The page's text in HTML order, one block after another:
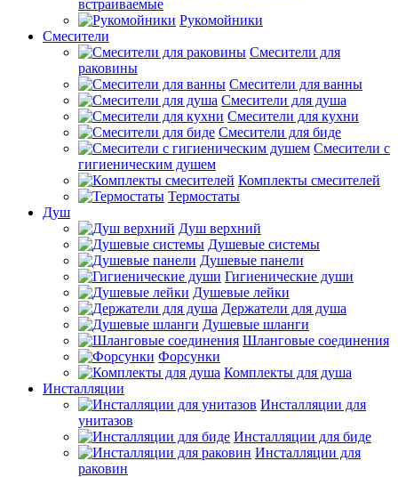
встраиваемые
Рукомойники
Смесители
Смесители для
раковины
Смесители для ванны
Смесители для душа
Смесители для кухни
Смесители для биде
Смесители с
гигиеническим душем
Комплекты смесителей
Термостаты
Душ
Душ верхний
Душевые системы
Душевые панели
Гигиенические души
Душевые лейки
Держатели для душа
Душевые шланги
Шланговые соединения
Форсунки
Комплекты для душа
Инсталляции
Инсталляции для
унитазов
Инсталляции для биде
Инсталляции для
раковин